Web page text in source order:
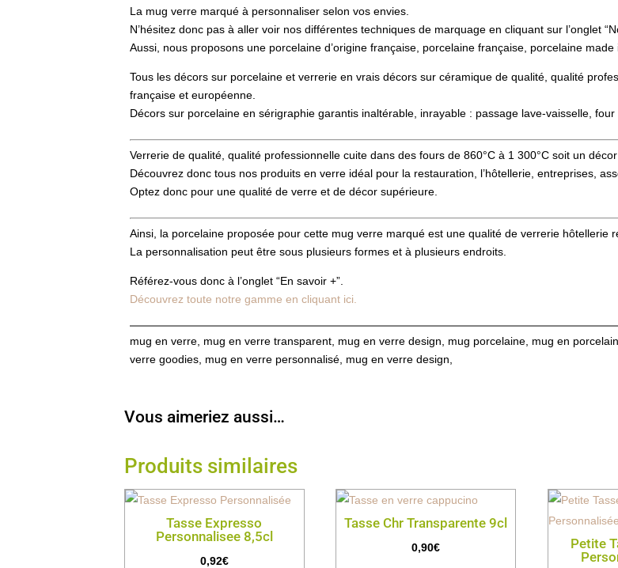
La mug verre marqué à personnaliser selon vos envies.
N’hésitez donc pas à aller voir nos différentes techniques de marquage en cliquant sur l’onglet
Aussi, nous proposons une porcelaine d’origine française, porcelaine française, porcelaine
Tous les décors sur porcelaine et verrerie en vrais décors sur céramique de qualité, qualité
française et européenne.
Décors sur porcelaine en sérigraphie garantis inaltérable, inrayable : passage lave-vaisselle, four
Verrerie de qualité, qualité professionnelle cuite dans des fours de 860°C à 1 300°C soit un
Découvrez donc tous nos produits en verre idéal pour la restauration, l’hôtellerie, entreprises,
Optez donc pour une qualité de verre et de décor supérieure.
Ainsi, la porcelaine proposée pour cette mug verre marqué est une qualité de verrerie hôtellerie
La personnalisation peut être sous plusieurs formes et à plusieurs endroits.
Référez-vous donc à l’onglet “En savoir +”.
Découvrez toute notre gamme en cliquant ici.
mug en verre, mug en verre transparent, mug en verre design, mug porcelaine, mug en
verre goodies, mug en verre personnalisé, mug en verre design,
Vous aimeriez aussi…
Produits similaires
Tasse Expresso
Personnalisee 8,5cl
0,92€
Tasse Chr Transparente 9cl
0,90€
Petite